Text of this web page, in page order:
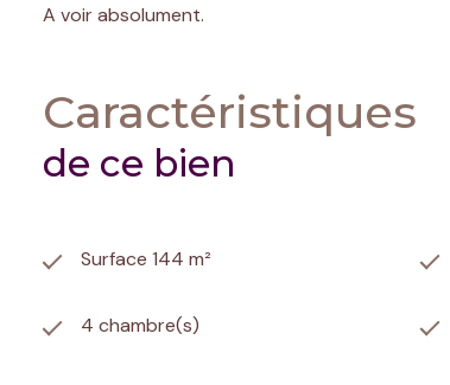
A voir absolument.
Caractéristiques
de ce bien
Surface 144 m²
4 chambre(s)